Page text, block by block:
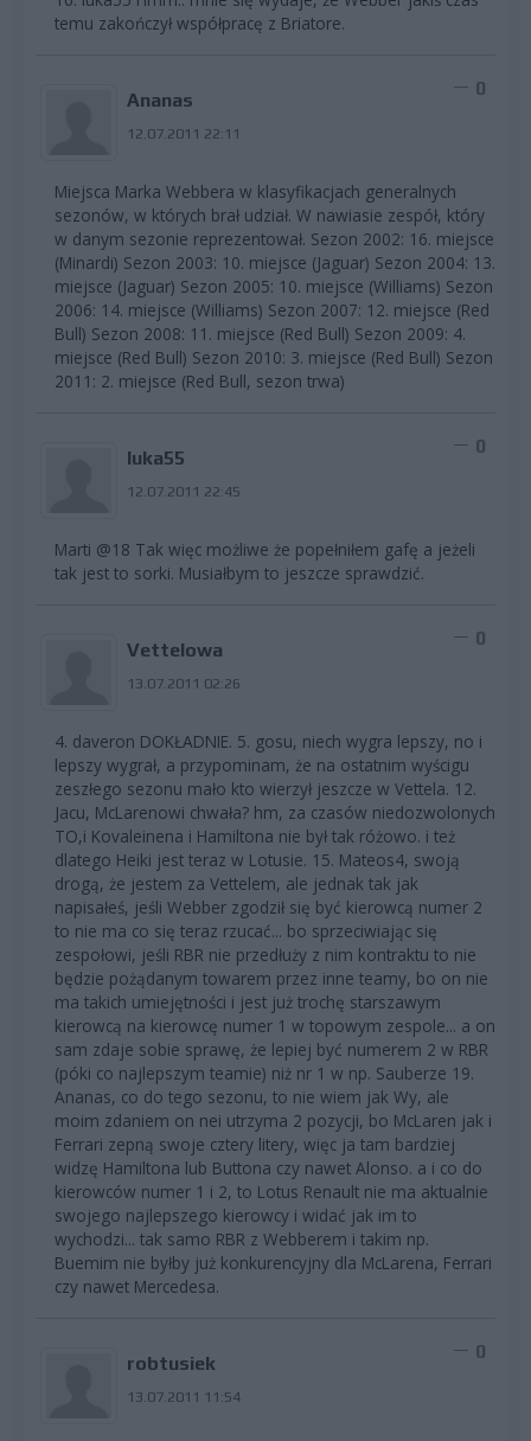
temu zakończył współpracę z Briatore.
Ananas
12.07.2011 22:11
0
Miejsca Marka Webbera w klasyfikacjach generalnych
sezonów, w których brał udział. W nawiasie zespół, który
w danym sezonie reprezentował. Sezon 2002: 16. miejsce
(Minardi) Sezon 2003: 10. miejsce (Jaguar) Sezon 2004: 13.
miejsce (Jaguar) Sezon 2005: 10. miejsce (Williams) Sezon
2006: 14. miejsce (Williams) Sezon 2007: 12. miejsce (Red
Bull) Sezon 2008: 11. miejsce (Red Bull) Sezon 2009: 4.
miejsce (Red Bull) Sezon 2010: 3. miejsce (Red Bull) Sezon
2011: 2. miejsce (Red Bull, sezon trwa)
luka55
12.07.2011 22:45
0
Marti @18 Tak więc możliwe że popełniłem gafę a jeżeli
tak jest to sorki. Musiałbym to jeszcze sprawdzić.
Vettelowa
13.07.2011 02:26
0
4. daveron DOKŁADNIE. 5. gosu, niech wygra lepszy, no i
lepszy wygrał, a przypominam, że na ostatnim wyścigu
zeszłego sezonu mało kto wierzył jeszcze w Vettela. 12.
Jacu, McLarenowi chwała? hm, za czasów niedozwolonych
TO,i Kovaleinena i Hamiltona nie był tak różowo. i też
dlatego Heiki jest teraz w Lotusie. 15. Mateos4, swoją
drogą, że jestem za Vettelem, ale jednak tak jak
napisałeś, jeśli Webber zgodził się być kierowcą numer 2
to nie ma co się teraz rzucać... bo sprzeciwiając się
zespołowi, jeśli RBR nie przedłuży z nim kontraktu to nie
będzie pożądanym towarem przez inne teamy, bo on nie
ma takich umiejętności i jest już trochę starszawym
kierowcą na kierowcę numer 1 w topowym zespole... a on
sam zdaje sobie sprawę, że lepiej być numerem 2 w RBR
(póki co najlepszym teamie) niż nr 1 w np. Sauberze 19.
Ananas, co do tego sezonu, to nie wiem jak Wy, ale
moim zdaniem on nei utrzyma 2 pozycji, bo McLaren jak i
Ferrari zepną swoje cztery litery, więc ja tam bardziej
widzę Hamiltona lub Buttona czy nawet Alonso. a i co do
kierowców numer 1 i 2, to Lotus Renault nie ma aktualnie
swojego najlepszego kierowcy i widać jak im to
wychodzi... tak samo RBR z Webberem i takim np.
Buemim nie byłby już konkurencyjny dla McLarena, Ferrari
czy nawet Mercedesa.
robtusiek
13.07.2011 11:54
0